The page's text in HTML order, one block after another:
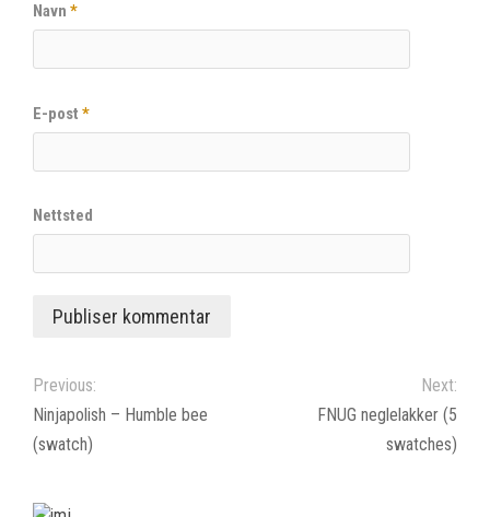
Navn *
E-post *
Nettsted
Previous:
Ninjapolish – Humble bee
(swatch)
Next:
FNUG neglelakker (5
swatches)